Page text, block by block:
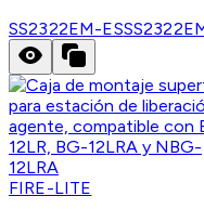
SS2322EM-ES
FIRE-LITE